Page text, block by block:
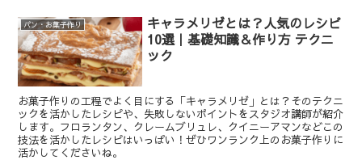
パン・お菓子作り
キャラメリゼとは？人気のレシピ
10選｜基礎知識＆作り方 テクニ
ック
お菓子作りの工程でよく目にする「キャラメリゼ」とは？そのテクニ
ックを活かしたレシピや、失敗しないポイントをスタジオ講師が紹介
します。フロランタン、クレームブリュレ、クイニーアマンなどこの
技法を活かしたレシピはいっぱい！ぜひワンランク上のお菓子作りに
活かしてくださいね。